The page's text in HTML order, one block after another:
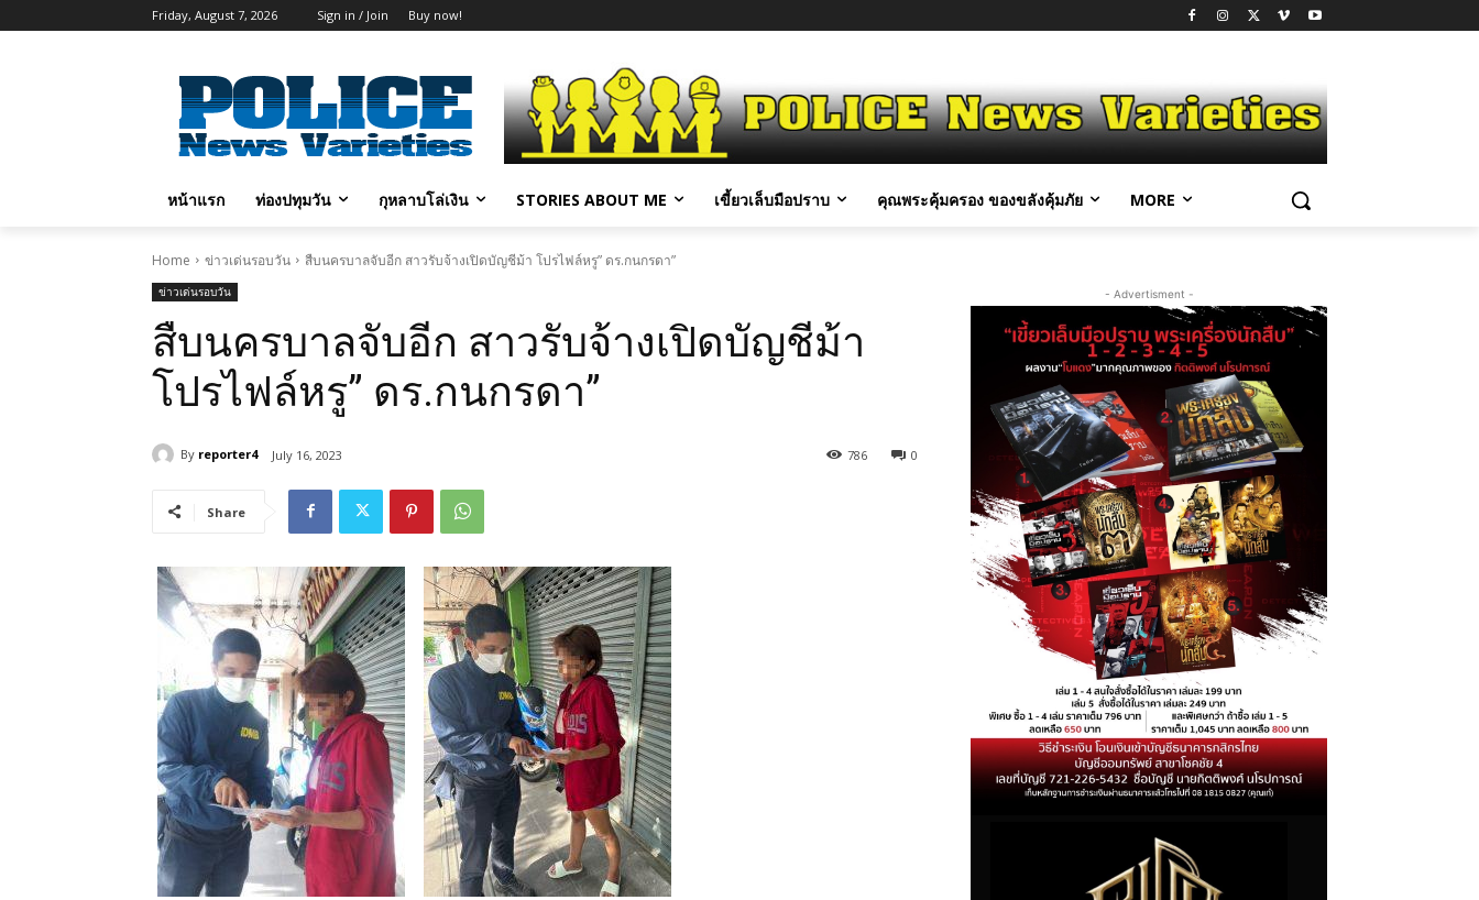
Friday, August 7, 2026 Sign in / Join Buy now!
หน้าแรก ท่องปทุมวัน กุหลาบโล่เงิน STORIES ABOUT ME เขี้ยวเล็บมือปราบ คุณพระคุ้มครอง ของขลังคุ้มภัย MORE
Home ข่าวเด่นรอบวัน สืบนครบาลจับอีก สาวรับจ้างเปิดบัญชีม้า โปรไฟล์หรู” ดร.กนกรดา”
ข่าวเด่นรอบวัน
สืบนครบาลจับอีก สาวรับจ้างเปิดบัญชีม้า
โปรไฟล์หรู” ดร.กนกรดา”
By reporter4 July 16, 2023 0
786
Share
- Advertisment -